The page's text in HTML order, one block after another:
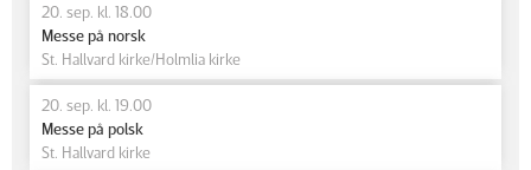
20. sep. kl. 18.00
Messe på norsk
St. Hallvard kirke/Holmlia kirke
20. sep. kl. 19.00
Messe på polsk
St. Hallvard kirke